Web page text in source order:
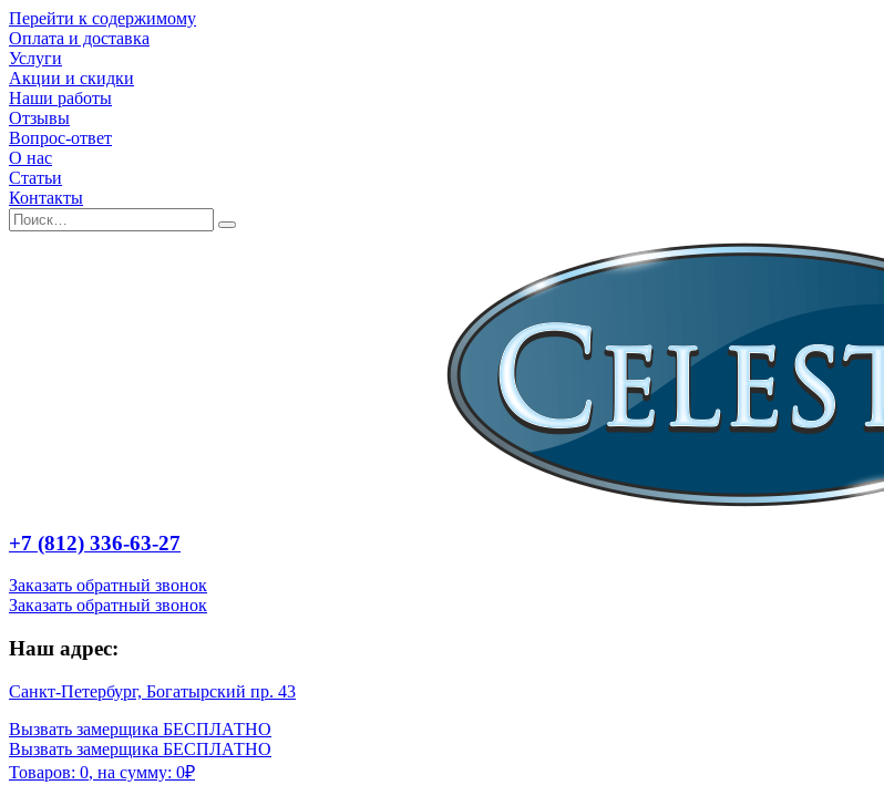
Перейти к содержимому
Оплата и доставка
Услуги
Акции и скидки
Наши работы
Отзывы
Вопрос-ответ
О нас
Статьи
Контакты
+7 (812) 336-63-27
Заказать обратный звонок
Заказать обратный звонок
Наш адрес:
Санкт-Петербург, Богатырский пр. 43
Вызвать замерщика БЕСПЛАТНО
Вызвать замерщика БЕСПЛАТНО
Товаров: 0, на сумму: 0₽